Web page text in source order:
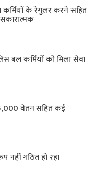
के रेगुलर करने सहित
बल ​कर्मियों को मिला सेवा
वेतन सहित कई
नहीं गठित हो रहा